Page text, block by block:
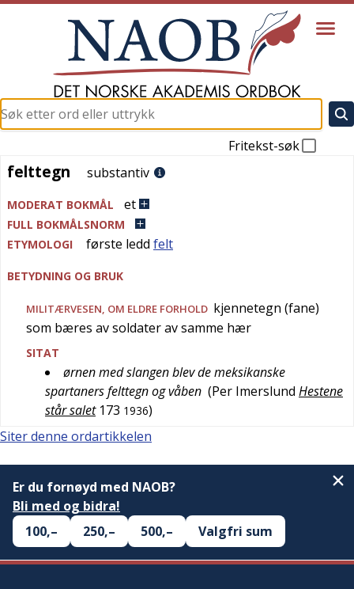
Fritekst-søk
felttegn
felttegn substantiv
MODERAT BOKMÅL et
FULL BOKMÅLSNORM
ETYMOLOGI
første ledd felt
BETYDNING OG BRUK
MILITÆRVESEN, OM ELDRE FORHOLD kjennetegn (fane)
som bæres av soldater av samme hær
SITAT
ørnen med slangen blev de meksikanske
spartaners felttegn og våben (Per Imerslund Hestene
står salet 173 1936)
Siter denne ordartikkelen
Er du fornøyd med NAOB?
Bli med og bidra!
100,–
250,– 500,– Valgfri sum